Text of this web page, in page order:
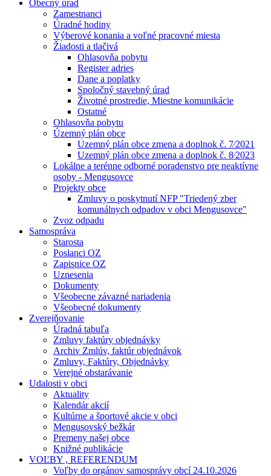
Obecný úrad
Zamestnanci
Úradné hodiny
Výberové konania a voľné pracovné miesta
Žiadosti a tlačivá
Ohlasovňa pobytu
Register adries
Dane a poplatky
Spoločný stavebný úrad
Životné prostredie, Miestne komunikácie
Ostatné
Ohlasovňa pobytu
Územný plán obce
Uzemný plán obce zmena a doplnok č. 7⁄2021
Uzemný plán obce zmena a doplnok č. 8⁄2023
Lokálne a terénne odborné poradenstvo pre neaktívne
osoby - Mengusovce
Projekty obce
Zmluvy o poskytnutí NFP "Triedený zber
komunálnych odpadov v obci Mengusovce"
Zvoz odpadu
Samospráva
Starosta
Poslanci OZ
Zapisnice OZ
Uznesenia
Dokumenty
Všeobecne závazné nariadenia
Všeobecné dokumenty
Zverejňovanie
Úradná tabuľa
Zmluvy faktúry objednávky
Archiv Zmlúv, faktúr objednávok
Zmluvy, Faktúry, Objednávky
Verejné obstarávanie
Udalosti v obci
Aktuality
Kalendár akcií
Kultúrne a športové akcie v obci
Mengusovský bežkár
Premeny našej obce
Knižné publikácie
VOĽBY , REFERENDUM
Voľby do orgánov samosprávy obcí 24.10.2026